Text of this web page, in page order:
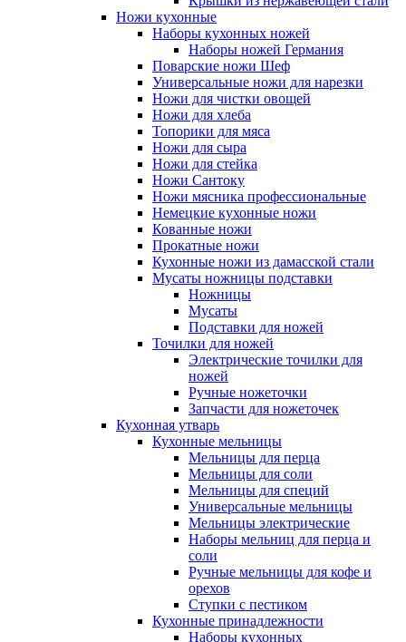
Ножи кухонные
Наборы кухонных ножей
Наборы ножей Германия
Поварские ножи Шеф
Универсальные ножи для нарезки
Ножи для чистки овощей
Ножи для хлеба
Топорики для мяса
Ножи для сыра
Ножи для стейка
Ножи Сантоку
Ножи мясника профессиональные
Немецкие кухонные ножи
Кованные ножи
Прокатные ножи
Кухонные ножи из дамасской стали
Мусаты ножницы подставки
Ножницы
Мусаты
Подставки для ножей
Точилки для ножей
Электрические точилки для
ножей
Ручные ножеточки
Запчасти для ножеточек
Кухонная утварь
Кухонные мельницы
Мельницы для перца
Мельницы для соли
Мельницы для специй
Универсальные мельницы
Мельницы электрические
Наборы мельниц для перца и
соли
Ручные мельницы для кофе и
орехов
Ступки с пестиком
Кухонные принадлежности
Наборы кухонных